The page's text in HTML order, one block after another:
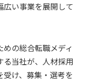
広い事業を展開して
の総合転職メディ
る当社が、人材採用
け、募集・選考を